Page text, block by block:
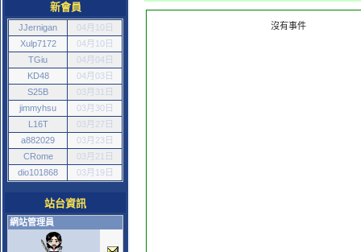
新會員
JJernigan
04月10日
Xulp7172
04月10日
TGiu
04月04日
KD48
04月03日
S25B
03月31日
jimmyhsu
03月30日
L16T
03月27日
a882029
03月23日
CRome
03月21日
dio101868
03月19日
站台資訊
網站管理員
沒有事件